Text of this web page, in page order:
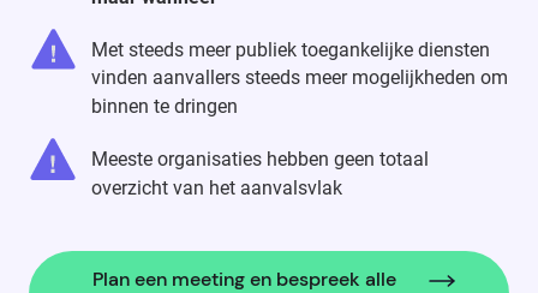
Met steeds meer publiek toegankelijke diensten
vinden aanvallers steeds meer mogelijkheden om
binnen te dringen
Meeste organisaties hebben geen totaal
overzicht van het aanvalsvlak
Plan een meeting en bespreek alle